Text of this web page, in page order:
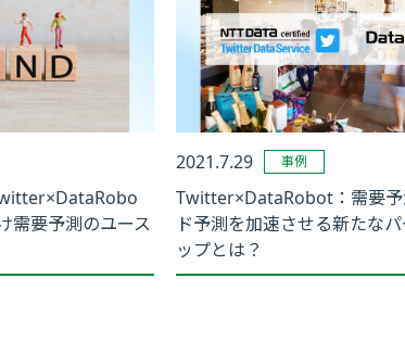
需要予測のユース
2021.7.29 事例
Twitter×DataRobot：需要予
ド予測を加速させる新たな
ップとは？